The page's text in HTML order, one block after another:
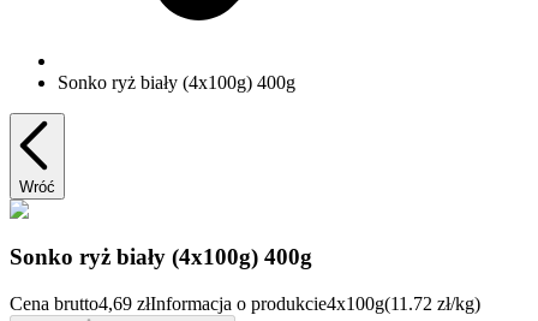
Sonko ryż biały (4x100g) 400g
Wróć
Sonko ryż biały (4x100g) 400g
Cena brutto4,69 złInformacja o produkcie4x100g(11.72 zł/kg)